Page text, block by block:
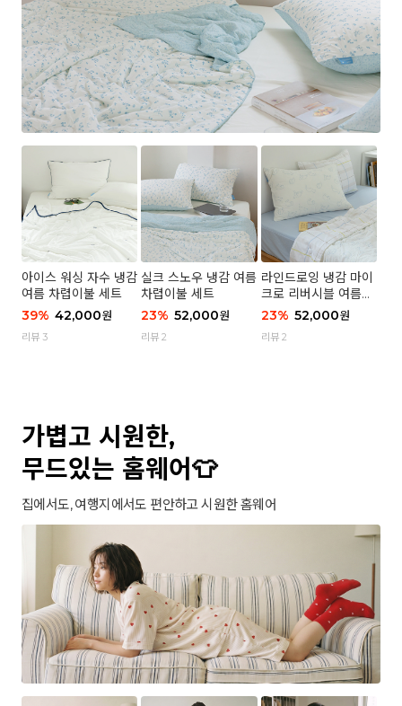
아이스 워싱 자수 냉감
여름 차렵이불 세트
39% 42,000원
리뷰 3
실크 스노우 냉감 여름
차렵이불 세트
23% 52,000원
리뷰 2
라인드로잉 냉감 마이
크로 리버시블 여름이
불 세트
23% 52,000원
리뷰 2
가볍고 시원한,
무드있는 홈웨어👕
집에서도, 여행지에서도 편안하고 시원한 홈웨어